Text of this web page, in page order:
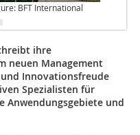
BFT International
ihre
neuen Management
Innovationsfreude
Spezialisten für
Anwendungs­gebiete und